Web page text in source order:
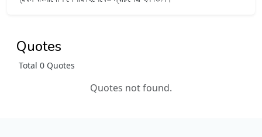
Quotes
Total 0 Quotes
Quotes not found.